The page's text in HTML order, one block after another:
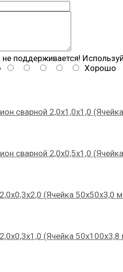
не поддерживается!
Хорошо
сварной 2,0х1,0х1,0
сварной 2,0х0,5х1,0
(Ячейка 50х50х3,0
(Ячейка